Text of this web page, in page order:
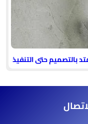
بالتصميم حتى التنفيذ